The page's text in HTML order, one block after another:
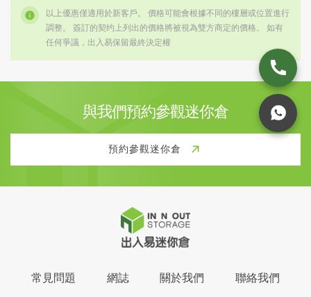
以上優惠僅適用於新客戶。 價格可能會根據不同的樓層或位置進行
調整。 簽訂的契约上列出的價格將被視為雙方商定的價格。 如有
任何爭議，出入易保留最終決定權
與我們預約參觀迷你倉
預約參觀迷你倉
常見問題 網誌 關於我們 聯絡我們